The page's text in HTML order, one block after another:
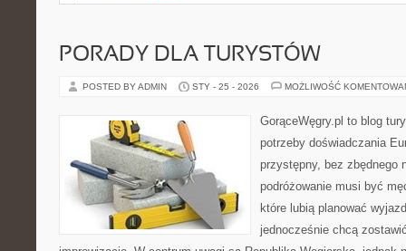
PORADY DLA TURYSTÓW
POSTED BY ADMIN STY - 25 - 2026 MOŻLIWOŚĆ
GorąceWęgry.pl to blog
potrzeby doświadczania
przystępny, bez zbędnego
podróżowanie musi być
które lubią planować
jednocześnie chcą